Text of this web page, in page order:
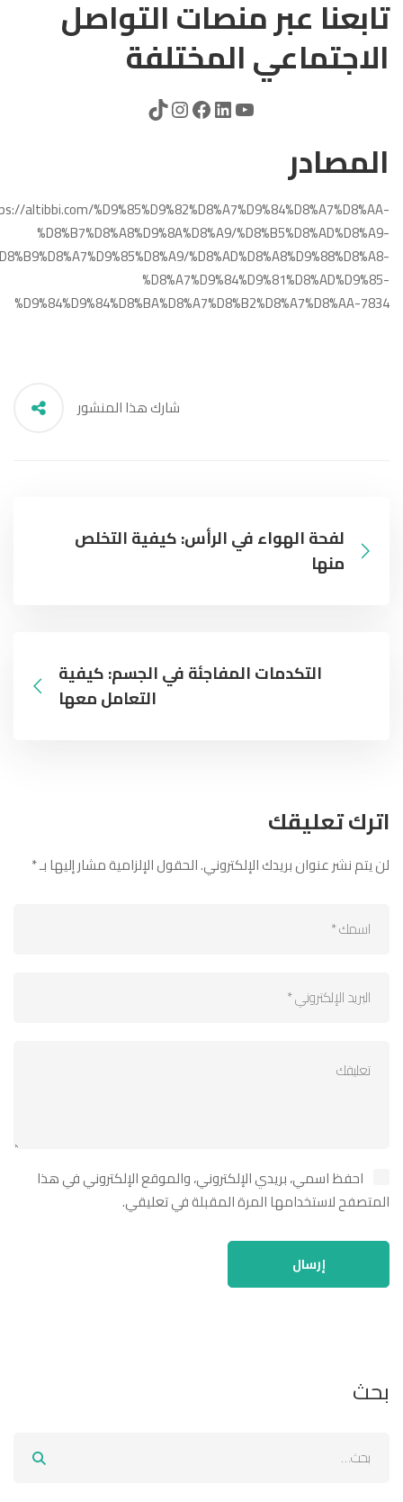
تابعنا عبر منصات التواصل
الاجتماعي المختلفة
المصادر
altibbi.com/%D9%85%D9%82%D8%A7%D9%84%D8%A7%D8%AA-
%D8%B7%D8%A8%D9%8A%D8%A9/%D8%B5%D8%AD%D8%A9-
%D8%AD%D8%A8%D9%88%D8%A8-
%D8%A7%D9%84%D9%81%D8%AD%D9%85-
%D9%84%D9%84%D8%BA%D8%A7%D8%B2%D8%A7%D8%AA-7834
شارك هذا المنشور
لفحة الهواء في الرأس: كيفية التخلص
منها
التكدمات المفاجئة في الجسم: كيفية
التعامل معها
اترك تعليقك
لن يتم نشر عنوان بريدك الإلكتروني.الحقول الإلزامية مشار إليها بـ*
احفظ اسمي، بريدي الإلكتروني، والموقع الإلكتروني في هذا
المتصفح لاستخدامها المرة المقبلة في تعليقي.
بحث